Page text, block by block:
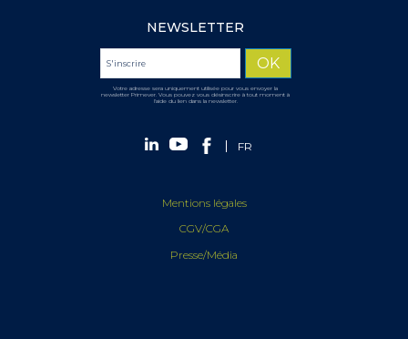
NEWSLETTER
Votre adresse sera uniquement utilisée pour vous envoyer la
newsletter Primever. Vous pouvez vous désinscrire à tout moment à
l'aide du lien dans la newsletter.
FR
Mentions légales
CGV/CGA
Presse/Média